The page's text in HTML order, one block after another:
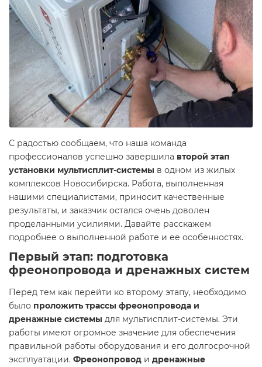
С радостью сообщаем, что наша команда
профессионалов успешно завершила второй этап
установки мультисплит-системы в одном из жилых
комплексов Новосибирска. Работа, выполненная
нашими специалистами, приносит качественные
результаты, и заказчик остался очень доволен
проделанными усилиями. Давайте расскажем
подробнее о выполненной работе и её особенностях.
Первый этап: подготовка
фреонопровода и дренажных систем
Перед тем как перейти ко второму этапу, необходимо
было проложить трассы фреонопровода и
дренажные системы для мультисплит-системы. Эти
работы имеют огромное значение для обеспечения
правильной работы оборудования и его долгосрочной
эксплуатации. Фреонопровод и дренажные